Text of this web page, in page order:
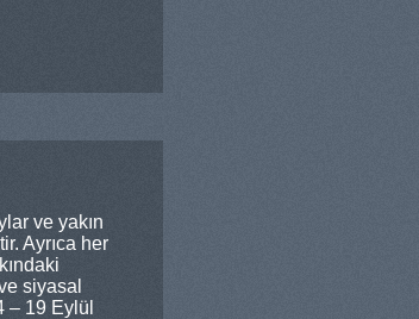
ve yakın
Ayrıca her
siyasal
– 19 Eylül